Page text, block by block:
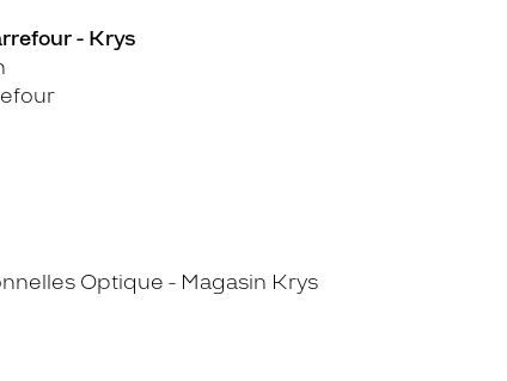
- Krys
Optique - Magasin Krys